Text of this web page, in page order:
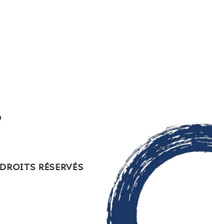
RÉSERVÉS